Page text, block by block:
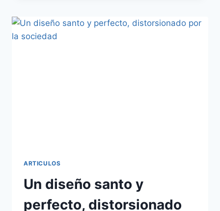
Y
ARTICULOS
Un diseño santo y
perfecto, distorsionado